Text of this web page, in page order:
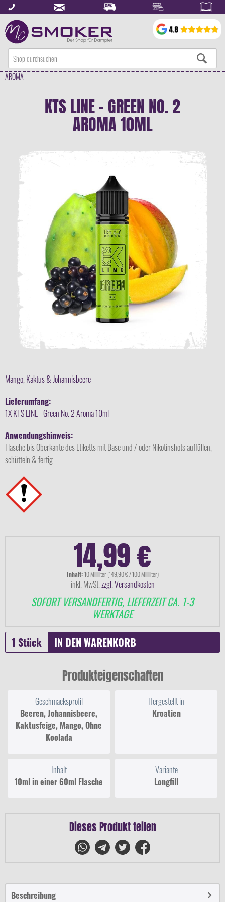
AROMA
KTS LINE - GREEN NO. 2
AROMA 10ML
Mango, Kaktus & Johannisbeere
Lieferumfang:
1X KTS LINE - Green No. 2 Aroma 10ml
Anwendungshinweis:
Flasche bis Oberkante des Etiketts mit Base und / oder Nikotinshots auffüllen,
schütteln & fertig
14,99 €
Inhalt:10 Milliliter (149,90 € / 100 Milliliter)
inkl. MwSt.zzgl. Versandkosten
SOFORT VERSANDFERTIG, LIEFERZEIT CA. 1-3
WERKTAGE
IN DEN WARENKORB
Produkteigenschaften
Geschmacksprofil
Beeren, Johannisbeere,
Kaktusfeige, Mango, Ohne
Koolada
Hergestellt in
Kroatien
Inhalt
10ml in einer 60ml Flasche
Variante
Longfill
Dieses Produkt teilen
Beschreibung